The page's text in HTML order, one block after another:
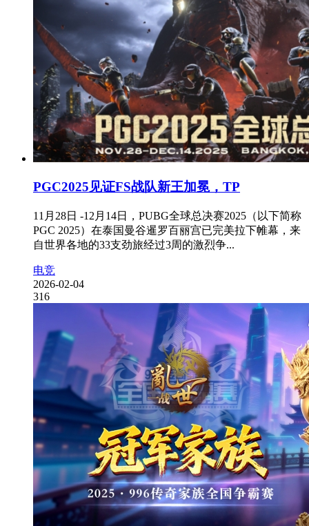
PGC2025见证FS战队新王加冕，TP
11月28日 -12月14日，PUBG全球总决赛2025（以下简称
PGC 2025）在泰国曼谷暹罗百丽宫已完美拉下帷幕，来
自世界各地的33支劲旅经过3周的激烈争...
电竞
2026-02-04
316